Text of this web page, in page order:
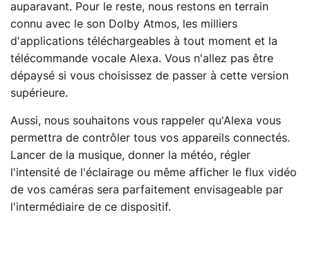
auparavant. Pour le reste, nous restons en terrain
connu avec le son Dolby Atmos, les milliers
d'applications téléchargeables à tout moment et la
télécommande vocale Alexa. Vous n'allez pas être
dépaysé si vous choisissez de passer à cette version
supérieure.
Aussi, nous souhaitons vous rappeler qu'Alexa vous
permettra de contrôler tous vos appareils connectés.
Lancer de la musique, donner la météo, régler
l'intensité de l'éclairage ou même afficher le flux vidéo
de vos caméras sera parfaitement envisageable par
l'intermédiaire de ce dispositif.